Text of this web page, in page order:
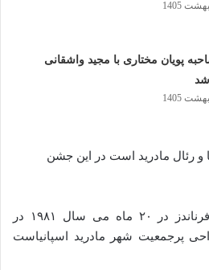
پویان مختاری با مجید واشقانی
شد
و رئال مادرید است در این جشن
گفتنی است ایکرکاسیاس فرناندز در ۲۰ ماه می سال ۱۹۸۱ در
پرجمعیت شهر مادرید اسپانیاست